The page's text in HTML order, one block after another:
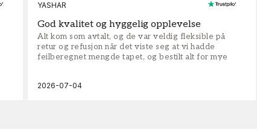
YASHAR
God kvalitet og hyggelig opplevelse
Alt kom som avtalt, og de var veldig fleksible på
retur og refusjon når det viste seg at vi hadde
feilberegnet mengde tapet, og bestilt alt for mye
2026-07-04